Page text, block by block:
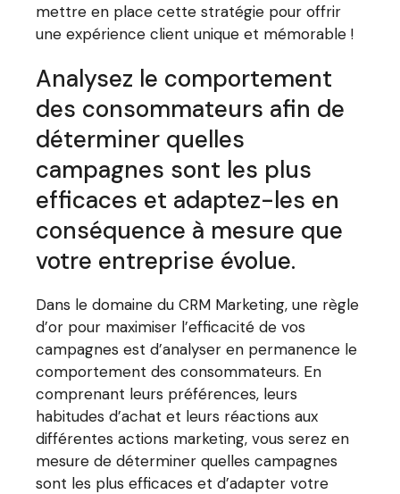
mettre en place cette stratégie pour offrir
une expérience client unique et mémorable !
Analysez le comportement
des consommateurs afin de
déterminer quelles
campagnes sont les plus
efficaces et adaptez-les en
conséquence à mesure que
votre entreprise évolue.
Dans le domaine du CRM Marketing, une règle
d’or pour maximiser l’efficacité de vos
campagnes est d’analyser en permanence le
comportement des consommateurs. En
comprenant leurs préférences, leurs
habitudes d’achat et leurs réactions aux
différentes actions marketing, vous serez en
mesure de déterminer quelles campagnes
sont les plus efficaces et d’adapter votre